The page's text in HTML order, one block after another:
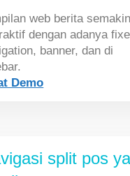
web berita
dengan adanya
banner, dan di
Demo
split pos